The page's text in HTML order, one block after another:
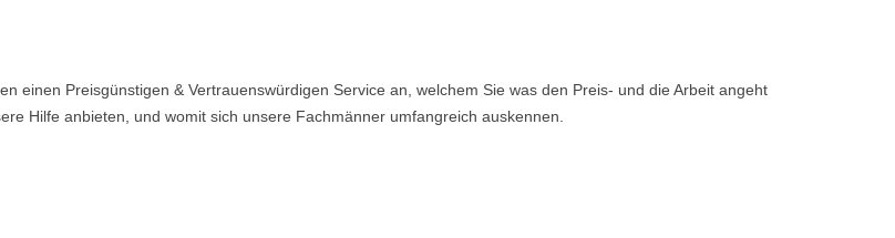
einen Preisgünstigen & Vertrauenswürdigen Service an, welchem Sie was den Preis- und die Arbeit angeht
Hilfe anbieten, und womit sich unsere Fachmänner umfangreich auskennen.